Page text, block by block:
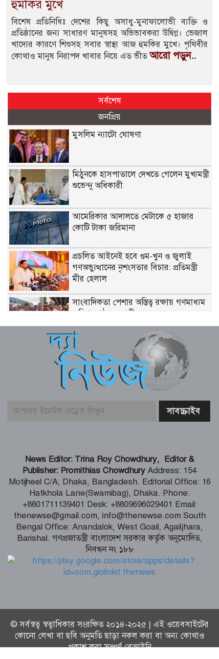
হুমকির মুখে
বিশেষ প্রতিনিধিঃ দেশের কিছু অসাধু-মুনাফালোভী ব্যক্তি ও
প্রতিষ্ঠানের জন্য সাধারণ মানুষসহ অভিভাবকরা উদ্বিগ্ন। ভেজাল
খাদ্যের কারণে শিশুসহ সবার স্বাস্থ্য আজ হুমকির মুখে। পৃথিবীর
কোথাও মানুষ নিরাপদ খাবার নিয়ে এত ভীতআরো পড়ুন..
সর্বশেষ
জনপ্রিয়
মুসলিম ন্যাটো ঘোষণা
মিঠুনকে হাসপাতালে দেখতে গেলেন মুখ্যমন্ত্রী
শুভেন্দু অধিকারী
আমেরিকার আদালতে মেটাকে ৫ হাজার
কোটি টাকা জরিমানা
প্রচলিত আইনেই হবে গুম-খুন ও জুলাই
গণঅভ্যুত্থানের নৃশংসতার বিচার: প্রতিমন্ত্রী
মীর হেলাল
সাংবাদিকতা পেশার অস্তিত্ব রক্ষায় গণমাধ্যম
কমিশন গঠনের দাবী
সুপ্রিম কোর্টে ২৬৫ আইন কর্মকর্তা নিয়োগ:
সংখ্যালঘু না থাকায় প্রতিক্রিয়া
দেড় বছর ধরে নেই খোঁজ!
কক্সবাজারে হবে আঞ্চলিক রাসায়নিক
পরীক্ষাগার, কমবে মাদক মামলার জট –
স্বরাষ্ট্রমন্ত্রী
ফ্যাসিস্টের ভাষায় বলা হচ্ছে সরকারকে ৫
বছরও যেতে দেয়া হবে না – মির্জা ফখরুল
News Editor: Trina Roy Chowdhury, Editor &
Publisher: Promithias Chowdhury Address: 154
Motijheel C/A, Dhaka, Bangladesh. Editorial Office: 16
Hatkhola Lane(Swamibag), Dhaka. Phone:
+8801711139401 Desk: +8809696029401 Email:
thenewse@gmail.com, info@thenewse.com South
Bengal Office: Anandalok, West Goail, Agailjhara,
Barishal. গণপ্রজাতন্ত্রী বাংলাদেশ সরকার কর্তৃক অনুমোদিত,
নিবন্ধন নং ১৮৮
© সর্বস্বত্ব স্বত্বাধিকার সংরক্ষিত ২০১৪-২০২৫ | এই ওয়েবসাইটের
কোনো লেখা বা ছবি অনুমতি ছাড়া নকল করা বা অন্য কোথাও
প্রকাশ করা সম্পূর্ণ বেআইনি